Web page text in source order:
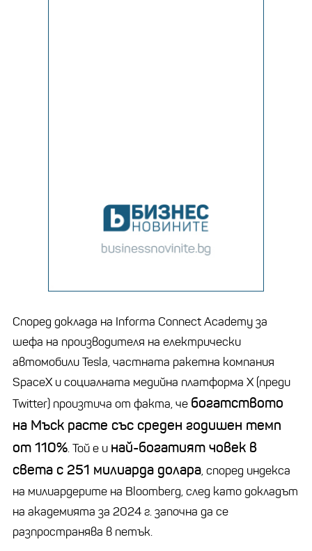
Според доклада на Informa Connect Academy за
шефа на производителя на електрически
автомобили Tesla, частната ракетна компания
SpaceX и социалната медийна платформа X (преди
Twitter) произтича от факта, че богатството
на Мъск расте със среден годишен темп
от 110%. Той е и най-богатият човек в
света с 251 милиарда долара, според индекса
на милиардерите на Bloomberg, след като докладът
на академията за 2024 г. започна да се
разпространява в петък.